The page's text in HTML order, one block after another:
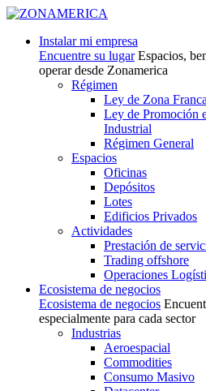
Instalar mi empresa
Encuentre su lugar Espacios,
operar desde Zonamerica
Régimen
Ley de Zona Franca
Ley de Promoción
Industrial
Régimen General
Espacios
Oficinas
Depósitos
Lotes
Edificios Privados
Actividades
Prestación de
Trading offshore
Operaciones
Ecosistema de negocios
Ecosistema de negocios
especialmente para cada sector
Industrias
Aeroespacial
Commodities
Consumo Masivo